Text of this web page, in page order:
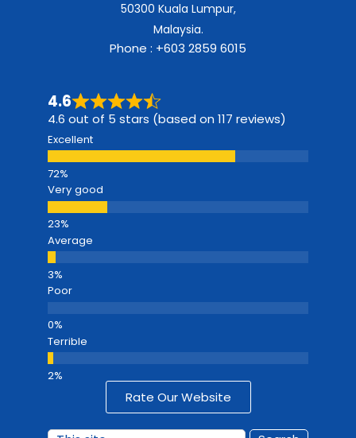
50300 Kuala Lumpur,
Malaysia.
Phone : +603 2859 6015
4.6
4.6 out of 5 stars (based on 117 reviews)
Excellent
Very good
Average
Poor
Terrible
Rate Our Website